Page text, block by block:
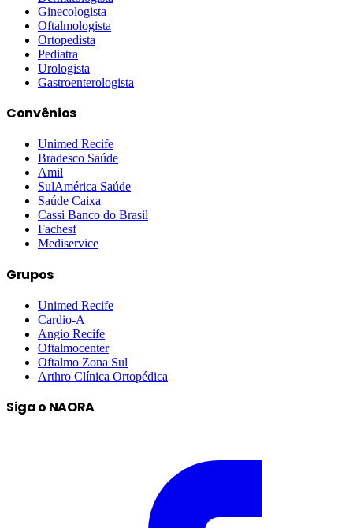
Ginecologista
Oftalmologista
Ortopedista
Pediatra
Urologista
Gastroenterologista
Convênios
Unimed Recife
Bradesco Saúde
Amil
SulAmérica Saúde
Saúde Caixa
Cassi Banco do Brasil
Fachesf
Mediservice
Grupos
Unimed Recife
Cardio-A
Angio Recife
Oftalmocenter
Oftalmo Zona Sul
Arthro Clínica Ortopédica
Siga o NAORA